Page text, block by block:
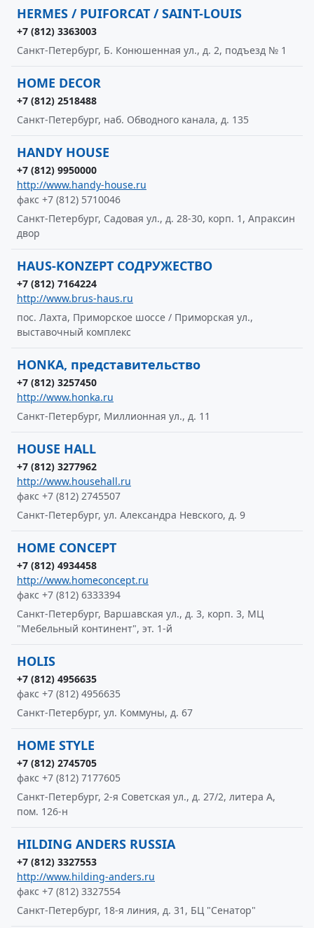
HERMES / PUIFORCAT / SAINT-LOUIS
+7 (812) 3363003
Санкт-Петербург, Б. Конюшенная ул., д. 2, подъезд № 1
HOME DECOR
+7 (812) 2518488
Санкт-Петербург, наб. Обводного канала, д. 135
HANDY HOUSE
+7 (812) 9950000
http://www.handy-house.ru
факс +7 (812) 5710046
Санкт-Петербург, Садовая ул., д. 28-30, корп. 1, Апраксин
двор
HAUS-KONZEPT СОДРУЖЕСТВО
+7 (812) 7164224
http://www.brus-haus.ru
пос. Лахта, Приморское шоссе / Приморская ул.,
выставочный комплекс
HONKA, представительство
+7 (812) 3257450
http://www.honka.ru
Санкт-Петербург, Миллионная ул., д. 11
HOUSE HALL
+7 (812) 3277962
http://www.househall.ru
факс +7 (812) 2745507
Санкт-Петербург, ул. Александра Невского, д. 9
HOME CONCEPT
+7 (812) 4934458
http://www.homeconcept.ru
факс +7 (812) 6333394
Санкт-Петербург, Варшавская ул., д. 3, корп. 3, МЦ
"Мебельный континент", эт. 1-й
HOLIS
+7 (812) 4956635
факс +7 (812) 4956635
Санкт-Петербург, ул. Коммуны, д. 67
HOME STYLE
+7 (812) 2745705
факс +7 (812) 7177605
Санкт-Петербург, 2-я Советская ул., д. 27/2, литера А,
пом. 126-н
HILDING ANDERS RUSSIA
+7 (812) 3327553
http://www.hilding-anders.ru
факс +7 (812) 3327554
Санкт-Петербург, 18-я линия, д. 31, БЦ "Сенатор"